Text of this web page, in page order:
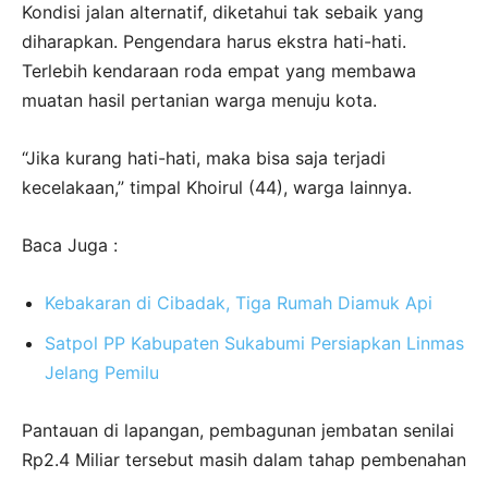
Kondisi jalan alternatif, diketahui tak sebaik yang
diharapkan. Pengendara harus ekstra hati-hati.
Terlebih kendaraan roda empat yang membawa
muatan hasil pertanian warga menuju kota.
“Jika kurang hati-hati, maka bisa saja terjadi
kecelakaan,” timpal Khoirul (44), warga lainnya.
Baca Juga :
Kebakaran di Cibadak, Tiga Rumah Diamuk Api
Satpol PP Kabupaten Sukabumi Persiapkan Linmas
Jelang Pemilu
Pantauan di lapangan, pembagunan jembatan senilai
Rp2.4 Miliar tersebut masih dalam tahap pembenahan